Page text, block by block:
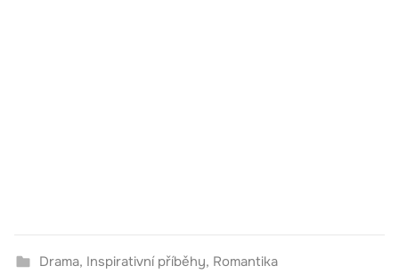
Drama, Inspirativní příběhy, Romantika